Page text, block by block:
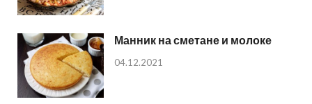
Манник на сметане и молоке
04.12.2021